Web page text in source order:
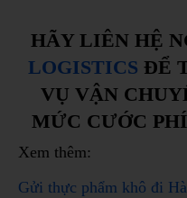
HÃY LIÊN HỆ
LOGISTICS ĐỂ
VỤ VẬN
MỨC CƯỚC
Xem thêm:
Gửi thực phẩm khô đi